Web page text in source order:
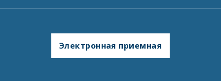
Электронная приемная